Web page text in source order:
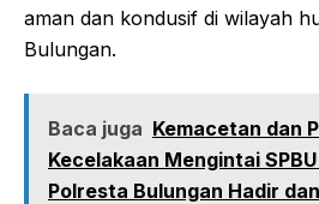
aman dan kondusif di wilayah
Bulungan.
Baca juga Kemacetan dan
Kecelakaan Mengintai
Polresta Bulungan Hadir